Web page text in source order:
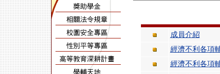
成員介紹
經濟不利各項
經濟不利各項